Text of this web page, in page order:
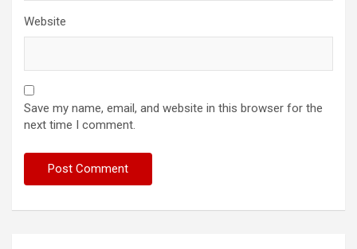
Website
Save my name, email, and website in this browser for the
next time I comment.